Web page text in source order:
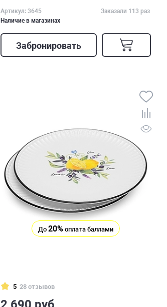
Артикул: 3645
Заказали 113 раз
Наличие в магазинах
Забронировать
До20% оплата баллами
5 28 отзывов